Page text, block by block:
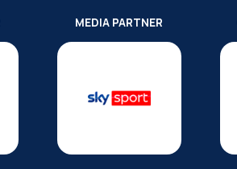
MEDIA PARTNER